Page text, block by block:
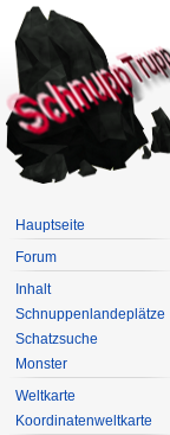
Hauptseite
Forum
Inhalt
Schnuppenlandeplätze
Schatzsuche
Monster
Weltkarte
Koordinatenweltkarte